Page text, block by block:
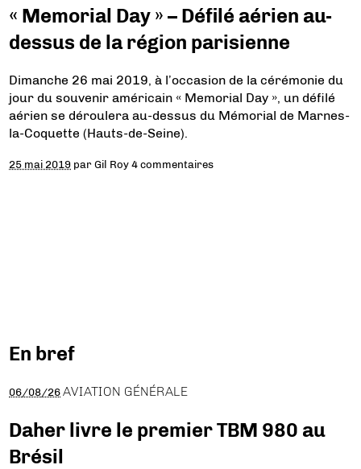
« Memorial Day » – Défilé aérien au-
dessus de la région parisienne
Dimanche 26 mai 2019, à l’occasion de la cérémonie du
jour du souvenir américain « Memorial Day », un défilé
aérien se déroulera au-dessus du Mémorial de Marnes-
la-Coquette (Hauts-de-Seine).
25 mai 2019 parGil Roy 4 commentaires
En bref
06/08/26 AVIATION GÉNÉRALE
Daher livre le premier TBM 980 au
Brésil